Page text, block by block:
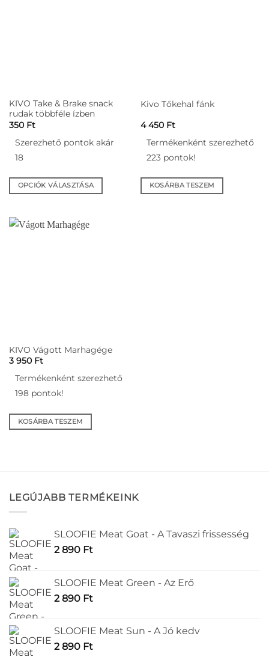
KIVO Take & Brake snack
rudak többféle ízben
350 Ft
Szerezhető pontok akár
18
OPCIÓK VÁLASZTÁSA
terméknek
Kivo Tőkehal fánk
4 450 Ft
Termékenként szerezhető
223 pontok!
KOSÁRBA TESZEM
KIVO Vágott Marhagége
3 950 Ft
Termékenként szerezhető
198 pontok!
KOSÁRBA TESZEM
LEGÚJABB TERMÉKEINK
SLOOFIE Meat Goat - A Tavaszi frissesség
2 890 Ft
SLOOFIE Meat Green - Az Erő
2 890 Ft
SLOOFIE Meat Sun - A Jó kedv
2 890 Ft